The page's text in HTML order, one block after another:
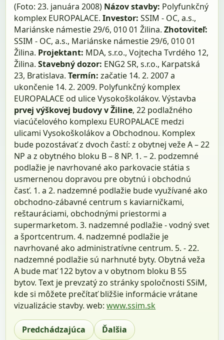
(Foto: 23. januára 2008) Názov stavby: Polyfunkčný
komplex EUROPALACE.Investor: SSIM - OC, a.s.,
Mariánske námestie 29/6, 010 01 Žilina.Zhotoviteľ:
SSIM - OC, a.s., Mariánske námestie 29/6, 010 01
Žilina. Projektant: MDA, s.r.o., Vojtecha Tvrdého 12,
Žilina.Stavebný dozor: ENG2 SR, s.r.o., Karpatská
23, Bratislava.Termín: začatie 14. 2. 2007 a
ukončenie 14. 2. 2009. Polyfunkčný komplex
EUROPALACE od ulice Vysokoškolákov. Výstavba
prvej výškovej budovy v Žiline, 22 podlažného
viacúčelového komplexu EUROPALACE medzi
ulicami Vysokoškolákov a Obchodnou. Komplex
bude pozostávať z dvoch častí: z obytnej veže A – 22
NP a z obytného bloku B – 8 NP. 1. – 2. podzemné
podlažie je navrhované ako parkovacie státia s
usmernenou dopravou pre obytnú i obchodnú
časť. 1. a 2. nadzemné podlažie bude využívané ako
obchodno-zábavné centrum s kaviarničkami,
reštauráciami, obchodnými priestormi a
supermarketom. 3. nadzemné podlažie - vodný svet
a športcentrum. 4. nadzemné podlažie je
navrhované ako administratívne centrum. 5. - 22.
nadzemné podlažie sú narhnuté byty. Obytná veža
A bude mať 122 bytov a v obytnom bloku B 55
bytov. Text je prevzatý zo stránky spoločnosti SSiM,
kde si môžete prečítať bližšie informácie vrátane
vizualizácie stavby. web:www.ssim.sk
Predchádzajúca Ďalšia